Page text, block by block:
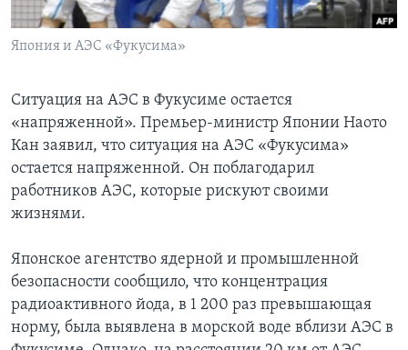
Learning English
Языки
Япония и АЭС «Фукусима»
Ситуация на АЭС в Фукусиме остается
«напряженной». Премьер-министр Японии Наото
Кан заявил, что ситуация на АЭС «Фукусима»
остается напряженной. Он поблагодарил
работников АЭС, которые рискуют своими
жизнями.
Японское агентство ядерной и промышленной
безопасности сообщило, что концентрация
радиоактивного йода, в 1 200 раз превышающая
норму, была выявлена в морской воде вблизи АЭС в